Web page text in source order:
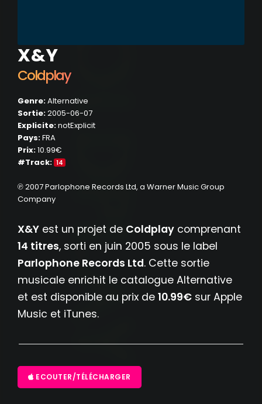
X&Y
Coldplay
Genre:Alternative
Sortie:2005-06-07
Explicite:notExplicit
Pays:FRA
Prix:10.99€
#Track: 14
℗ 2007 Parlophone Records Ltd, a Warner Music Group
Company
X&Y est un projet de Coldplay comprenant
14 titres, sorti en juin 2005 sous le label
Parlophone Records Ltd. Cette sortie
musicale enrichit le catalogue Alternative
et est disponible au prix de 10.99€ sur Apple
Music et iTunes.
ECOUTER/TÉLÉCHARGER